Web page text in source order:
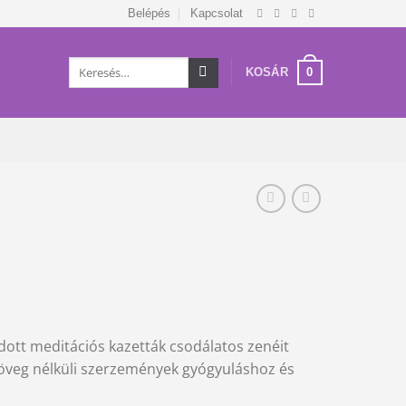
Belépés Kapcsolat
Keresés
KOSÁR 0
meditációs kazetták csodálatos zenéit
nélküli szerzemények gyógyuláshoz és